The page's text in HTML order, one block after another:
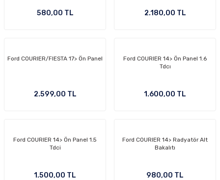
580,00 TL 2.180,00 TL
Ford COURIER/FIESTA 17> Ön Panel
2.599,00 TL
Ford COURIER 14> Ön Panel 1.6
Tdcı
1.600,00 TL
Ford COURIER 14> Ön Panel 1.5
Tdci
1.500,00 TL
Ford COURIER 14> Radyatör Alt
Bakalıtı
980,00 TL